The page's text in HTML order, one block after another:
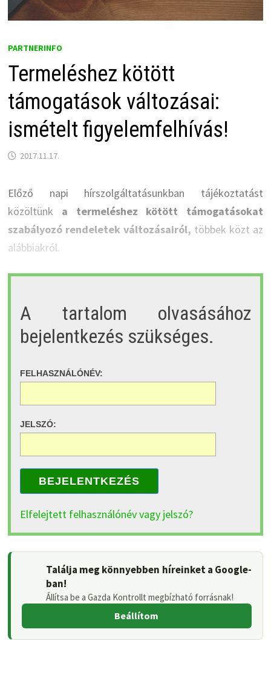
PARTNERINFO
Termeléshez kötött
támogatások változásai:
ismételt figyelemfelhívás!
2017.11.17.
Előző napi hírszolgáltatásunkban tájékoztatást
közöltünk a termeléshez kötött támogatásokat
szabályozó rendeletek változásairól, többek közt az
alábbiakról.
A tartalom olvasásához
bejelentkezés szükséges.
FELHASZNÁLÓNÉV:
JELSZÓ:
BEJELENTKEZÉS
Elfelejtett felhasználónév vagy jelszó?
Találja meg könnyebben híreinket a Google-
ban!
Állítsa be a Gazda Kontrollt megbízható forrásnak!
Beállítom